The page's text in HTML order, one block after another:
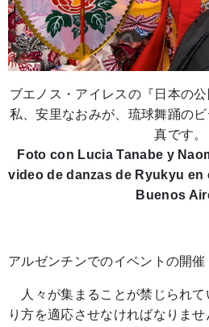
ブエノス・アイレスの『日本の
私、安里なおみが、琉球舞踊の
真です。
Foto con Lucia Tanabe y
video de danzas de Ryukyu en
Buenos
アルゼンチンでのイベントの開催
人々が集まることが禁じられて
り方を適応させなければなりま